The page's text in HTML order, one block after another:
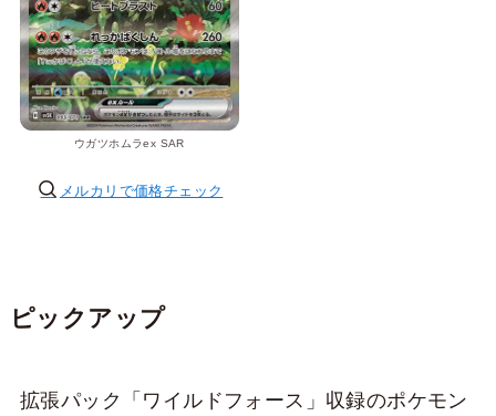
ウガツホムラex SAR
メルカリで価格チェック
ピックアップ
拡張パック「ワイルドフォース」収録のポケモン